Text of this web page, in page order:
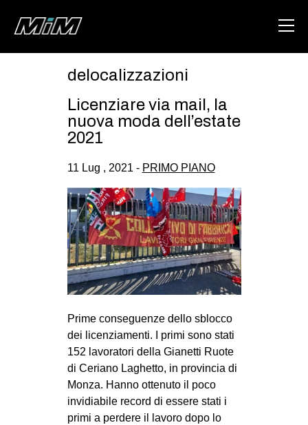
ABOUT
DEGENERAZIONE
GAZA FREESTYLE
CSOA LAMBRETTA
MSM
STUDENTI TSUNAMI
ZAM
MILANO
MOBILITAZIONI
SPAZI
SPORT POPOLARE
MOVIMENTI
delocalizzazioni
Licenziare via mail, la
nuova moda dell’estate
2021
11 Lug , 2021 - PRIMO PIANO
Prime conseguenze dello sblocco
dei licenziamenti. I primi sono stati
152 lavoratori della Gianetti Ruote
di Ceriano Laghetto, in provincia di
Monza. Hanno ottenuto il poco
invidiabile record di essere stati i
primi a perdere il lavoro dopo lo